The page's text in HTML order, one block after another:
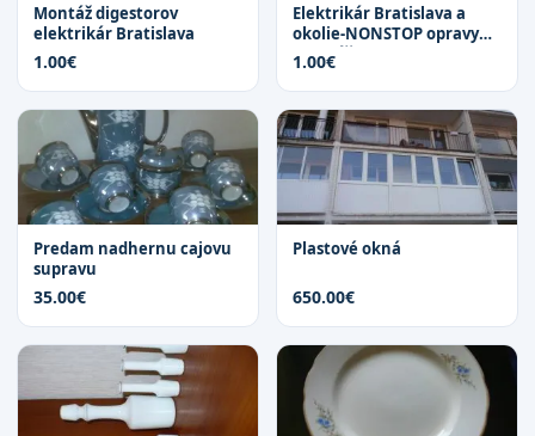
Montáž digestorov
elektrikár Bratislava
1.00€
Elektrikár Bratislava a
okolie-NONSTOP opravy
montáž...
1.00€
Predam nadhernu cajovu
supravu
35.00€
Plastové okná
650.00€